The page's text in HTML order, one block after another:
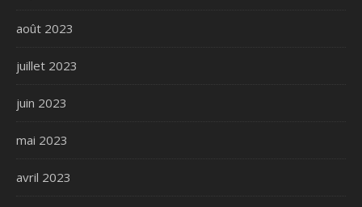
août 2023
juillet 2023
juin 2023
mai 2023
avril 2023